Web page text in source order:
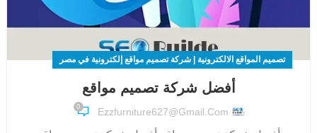
تصميم المواقع الالكترونية | شركة تصميم مواقع إلكترونية في مصر
أفضل شركة تصميم مواقع
Ezzfurniture627@gmail.com
0